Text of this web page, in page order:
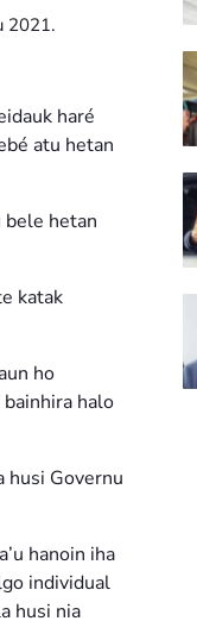
2021.
haré
atu hetan
bele hetan
katak
ho
halo
husi Governu
hanoin iha
individual
husi nia